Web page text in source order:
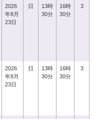
2026
年8月
23日
日
13時
30分
16時
30分
3
2026
年8月
23日
日
13時
30分
16時
30分
3